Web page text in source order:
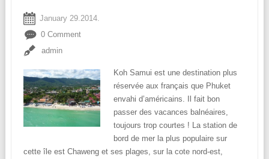
January 29.2014.
0 Comment
admin
Koh Samui est une destination plus
réservée aux français que Phuket
envahi d’américains. Il fait bon
passer des vacances balnéaires,
toujours trop courtes ! La station de
bord de mer la plus populaire sur
cette île est Chaweng et ses plages, sur la cote nord-est,